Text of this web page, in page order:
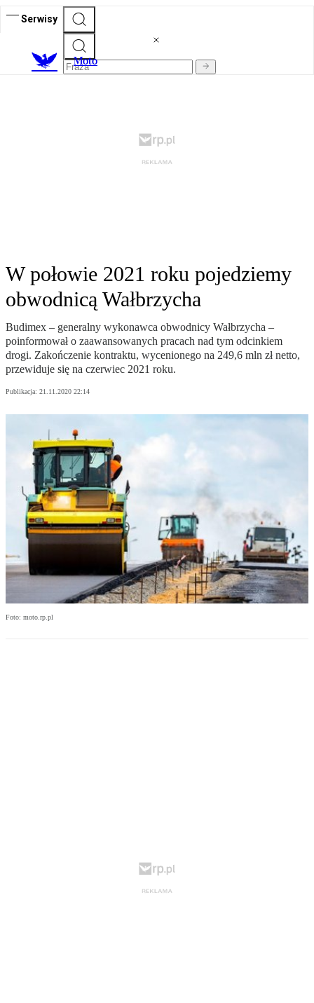
Serwisy
Moto
W połowie 2021 roku pojedziemy
obwodnicą Wałbrzycha
Budimex – generalny wykonawca obwodnicy Wałbrzycha –
poinformował o zaawansowanych pracach nad tym odcinkiem
drogi. Zakończenie kontraktu, wycenionego na 249,6 mln zł netto,
przewiduje się na czerwiec 2021 roku.
Publikacja: 21.11.2020 22:14
Foto: moto.rp.pl